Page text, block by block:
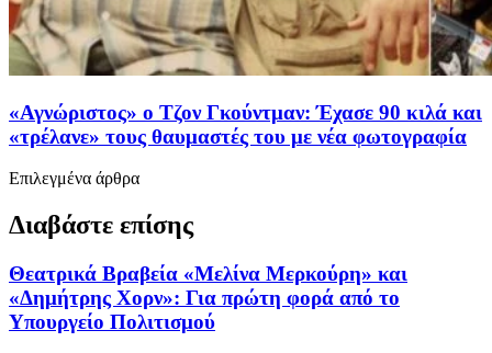
«Αγνώριστος» ο Τζον Γκούντμαν: Έχασε 90 κιλά και
«τρέλανε» τους θαυμαστές του με νέα φωτογραφία
Επιλεγμένα άρθρα
Διαβάστε επίσης
Θεατρικά Βραβεία «Μελίνα Μερκούρη» και
«Δημήτρης Χορν»: Για πρώτη φορά από το
Υπουργείο Πολιτισμού